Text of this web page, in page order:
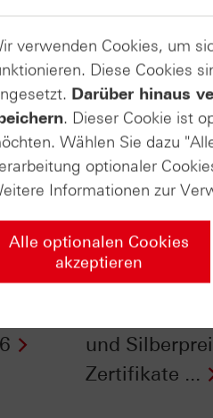
DAX® Der Einfluss
und
Zertifikate ...
verwenden Cookies, um
Diese Cookies
Darüber hinaus
. Dieser Cookie ist
Wählen Sie dazu
optionaler
Informationen zur
Alle optionalen Cookies
akzeptieren